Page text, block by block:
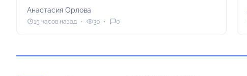
Анастасия Орлова
15 часов назад 30 0